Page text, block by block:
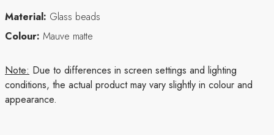
Material: Glass beads
Colour: Mauve matte
Note: Due to differences in screen settings and lighting
conditions, the actual product may vary slightly in colour and
appearance.